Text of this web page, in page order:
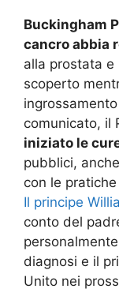
Buckingham
cancro abbia
alla prostata
scoperto
comunicato, il
iniziato le
pubblici,
con le
Il principe
conto del
diagnosi e il
Unito nei